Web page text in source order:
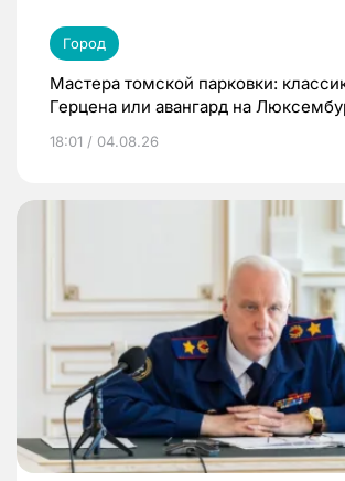
Город
Мастера томской парковки:
Герцена или авангард на
18:01 / 04.08.26